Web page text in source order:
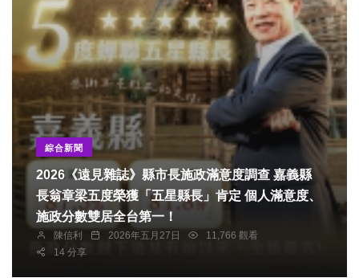
綜合新聞
2026《遠見雜誌》縣市長施政滿意度調查 嘉義縣
長翁章梁五度榮獲「五星縣長」肯定 個人滿意度、
施政分數雙居全台第一！
陳信利 2026年五月27日
11,766 觀看
14 分享